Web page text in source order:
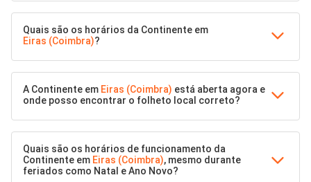
Quais são os horários da Continente em
Eiras (Coimbra)?
A Continente em Eiras (Coimbra) está aberta agora e
onde posso encontrar o folheto local correto?
Quais são os horários de funcionamento da
Continente em Eiras (Coimbra), mesmo durante
feriados como Natal e Ano Novo?